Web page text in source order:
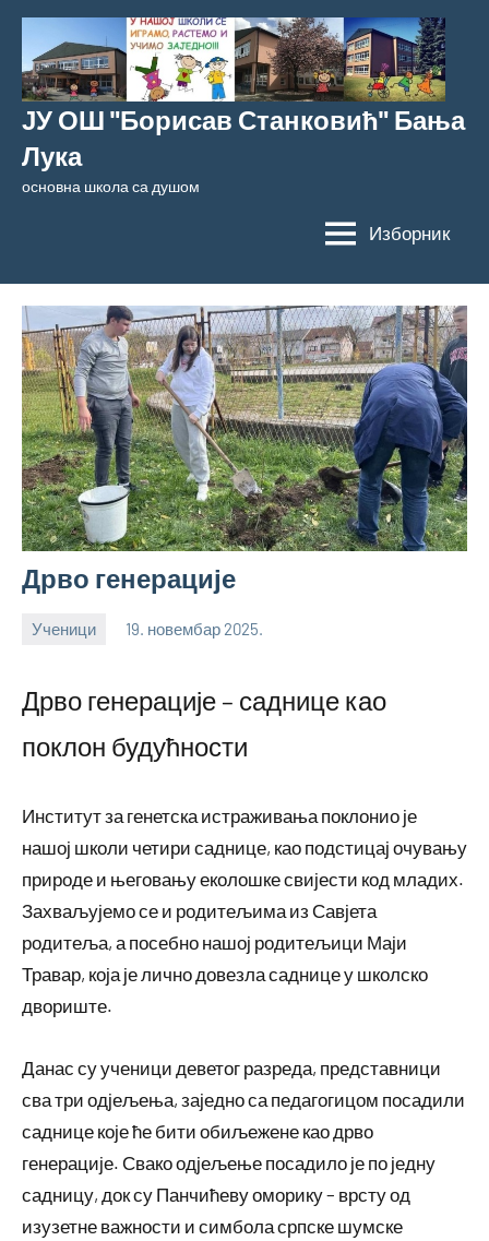
Скочи
садржај
ЈУ ОШ "Борисав Станковић" Бања
Лука
основна школа са душом
Изборник
Дрво генерације
Ученици 19. новембар 2025.
bstankovic
Дрво генерације – саднице као
поклон будућности
Институт за генетска истраживања поклонио је
нашој школи четири саднице, као подстицај очувању
природе и његовању еколошке свијести код младих.
Захваљујемо се и родитељима из Савјета
родитеља, а посебно нашој родитељици Маји
Травар, која је лично довезла саднице у школско
двориште.
Данас су ученици деветог разреда, представници
сва три одјељења, заједно са педагогицом посадили
саднице које ће бити обиљежене као дрво
генерације. Свако одјељење посадило је по једну
садницу, док су Панчићеву оморику – врсту од
изузетне важности и симбола српске шумске